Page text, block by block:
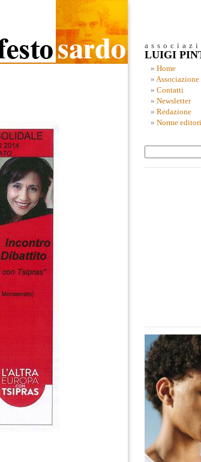
LUIGI
Home
Associazione
Contatti
Newsletter
Redazione
Norme